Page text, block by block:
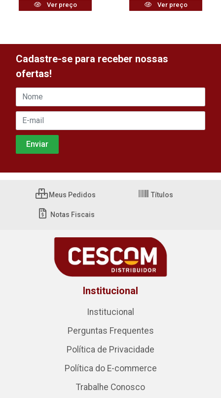
Ver preço Ver preço
Cadastre-se para receber nossas
ofertas!
Meus Pedidos Títulos
Notas Fiscais
Institucional
Institucional
Perguntas Frequentes
Política de Privacidade
Política do E-commerce
Trabalhe Conosco